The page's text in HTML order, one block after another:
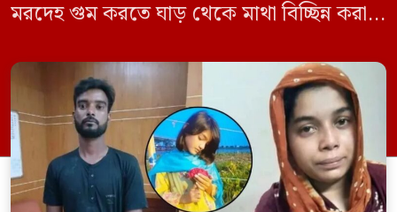
মরদেহ গুম করতে ঘাড় থেকে মাথা বিচ্ছিন্ন করা
চালানো হয় এই নৃশংস হত্যাকাণ্ডে পাশের ফ্ল্যাটের
ভাড়াটিয়া সোহেল রানা (৩০) ও তার স্ত্রী স্বপ্না
আক্তারকে (২৬) মাত্র ৭ ঘণ্টার […]